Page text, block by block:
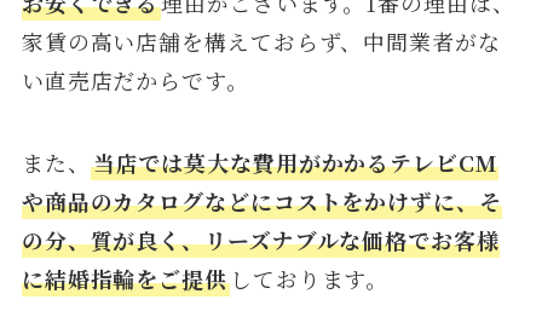
家賃の高い店舗を構えておらず、中間業者がな
い直売店だからです。
また、 当店では莫大な費用がかかるテレビCM
や商品のカタログなどにコストをかけずに、そ
の分、質が良く、リーズナブルな価格でお客様
に結婚指輪をご提供しております。